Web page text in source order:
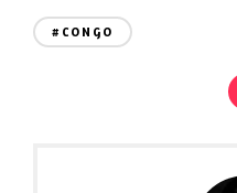
#CONGO